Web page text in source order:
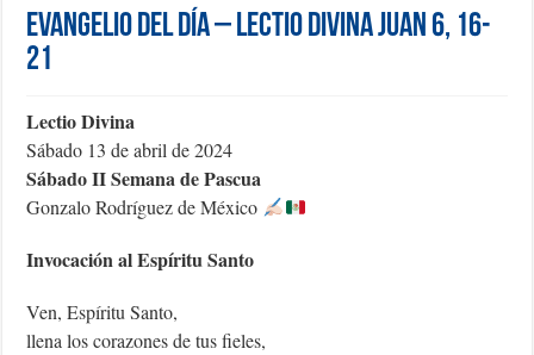
Evangelio del día – Lectio Divina Juan 6, 16-
21
Lectio Divina
Sábado 13 de abril de 2024
Sábado II Semana de Pascua
Gonzalo Rodríguez de México
Invocación al Espíritu Santo
Ven, Espíritu Santo,
llena los corazones de tus fieles,